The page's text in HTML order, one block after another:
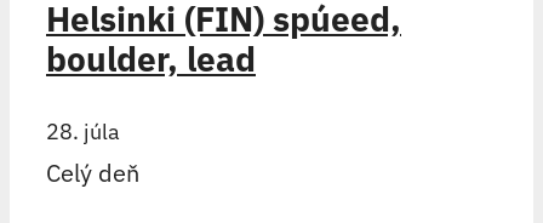
Helsinki (FIN) spúeed,
boulder, lead
28. júla
Celý deň